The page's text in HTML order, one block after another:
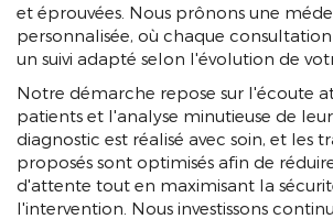
et éprouvées. Nous prônons une
personnalisée, où chaque
un suivi adapté selon l'évolution de
Notre démarche repose sur l'écoute
patients et l'analyse minutieuse de
diagnostic est réalisé avec soin, et les
proposés sont optimisés afin de
d'attente tout en maximisant la
l'intervention. Nous investissons